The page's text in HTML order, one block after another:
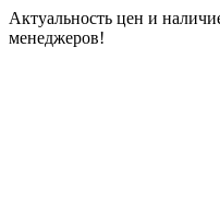
Актуальность цен и
менеджеров!